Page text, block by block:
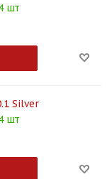
шт
Silver
шт